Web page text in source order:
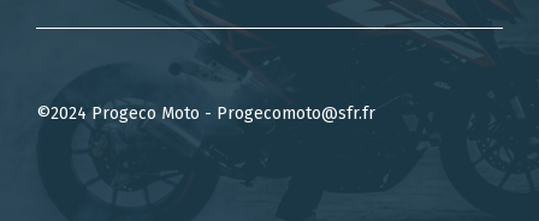
©2024 Progeco Moto - Progecomoto@sfr.fr